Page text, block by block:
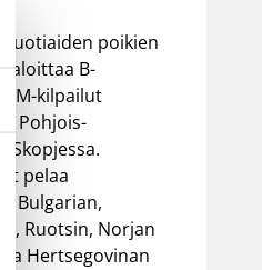
vuotiaiden poikien
aloittaa B-
EM-kilpailut
Pohjois-
Skopjessa.
pelaa
Bulgarian,
Ruotsin, Norjan
ja Hertsegovinan